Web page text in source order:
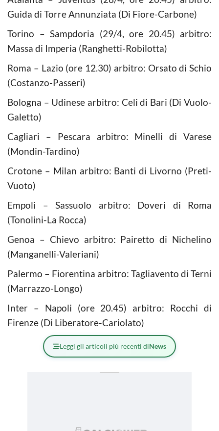
Guida di Torre Annunziata (Di Fiore-Carbone)
Torino – Sampdoria (29/4, ore 20.45) arbitro:
Massa di Imperia (Ranghetti-Robilotta)
Roma – Lazio (ore 12.30) arbitro: Orsato di Schio
(Costanzo-Passeri)
Bologna – Udinese arbitro: Celi di Bari (Di Vuolo-
Galetto)
Cagliari – Pescara arbitro: Minelli di Varese
(Mondin-Tardino)
Crotone – Milan arbitro: Banti di Livorno (Preti-
Vuoto)
Empoli – Sassuolo arbitro: Doveri di Roma
(Tonolini-La Rocca)
Genoa – Chievo arbitro: Pairetto di Nichelino
(Manganelli-Valeriani)
Palermo – Fiorentina arbitro: Tagliavento di Terni
(Marrazzo-Longo)
Inter – Napoli (ore 20.45) arbitro: Rocchi di
Firenze (Di Liberatore-Cariolato)
Leggi gli articoli più recenti diNews